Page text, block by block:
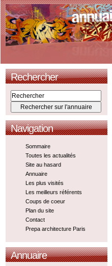
Rechercher
Navigation
Sommaire
Toutes les actualités
Site au hasard
Annuaire
Les plus visités
Les meilleurs référents
Coups de coeur
Plan du site
Contact
Prepa architecture Paris
Annuaire